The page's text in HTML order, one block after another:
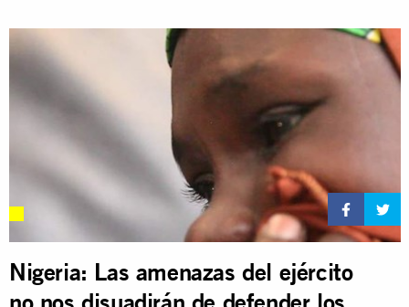
Nigeria: Las amenazas del ejército